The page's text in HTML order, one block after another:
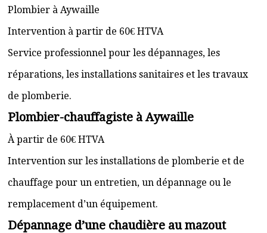
Plombier à Aywaille
Intervention à partir de 60€ HTVA
Service professionnel pour les dépannages, les
réparations, les installations sanitaires et les travaux
de plomberie.
Plombier-chauffagiste à Aywaille
À partir de 60€ HTVA
Intervention sur les installations de plomberie et de
chauffage pour un entretien, un dépannage ou le
remplacement d’un équipement.
Dépannage d’une chaudière au mazout